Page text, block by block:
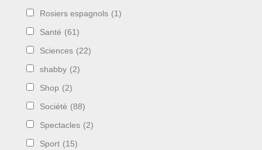
Rosiers espagnols (1)
Santé (61)
Sciences (22)
shabby (2)
Shop (2)
Société (88)
Spectacles (2)
Sport (15)